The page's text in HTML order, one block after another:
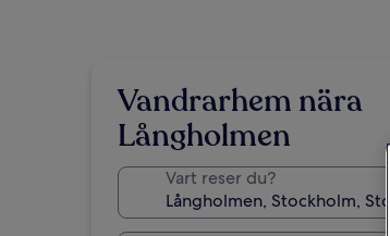
Vandrarhem nära
Långholmen
Vart reser du?